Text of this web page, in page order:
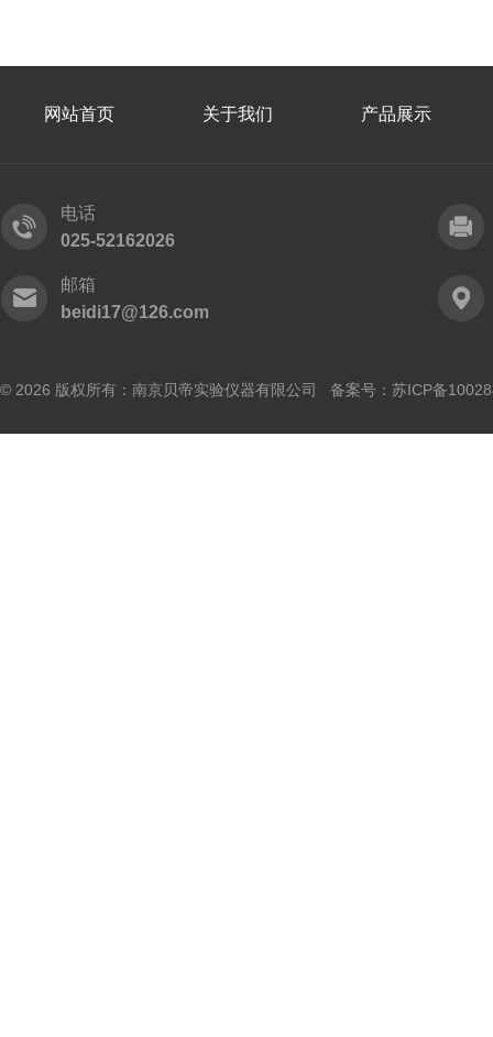
网站首页 关于我们 产品展示
电话
025-52162026
邮箱
beidi17@126.com
© 2026 版权所有：南京贝帝实验仪器有限公司 备案号： 苏ICP备